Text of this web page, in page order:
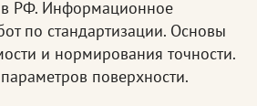
в РФ. Информационное
по стандартизации. Основы
и нормирования точности.
поверхности.